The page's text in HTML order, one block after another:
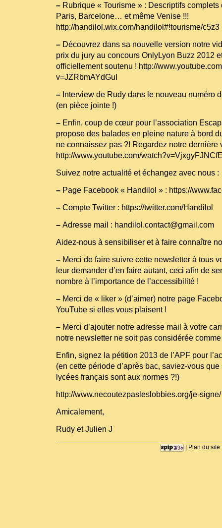
– Rubrique « Tourisme » : Descriptifs
Paris, Barcelone… et même Venise !!!
http://handilol.wix.com/handilol#!tourisme/c5z3
– Découvrez dans sa nouvelle version notre
prix du jury au concours OnlyLyon Buzz 2012
officiellement soutenu ! http://
v=JZRbmAYdGuI
– Interview de Rudy dans le nouveau numéro
(en pièce jointe !)
– Enfin, coup de cœur pour l’association
propose des balades en pleine nature à bord
ne connaissez pas ?! Regardez notre dernière
http://www.youtube.com/
Suivez notre actualité et échangez avec nous :
– Page Facebook « Handilol » : https://
– Compte Twitter : https://twitter.com/Handilol
– Adresse mail : handilol.contact@gmail.com
Aidez-nous à sensibiliser et à faire connaître
– Merci de faire suivre cette newsletter à tous
leur demander d’en faire autant, ceci afin de
nombre à l’importance de l’accessibilité !
– Merci de « liker » (d’aimer) notre page
YouTube si elles vous plaisent !
– Merci d’ajouter notre adresse mail à votre
notre newsletter ne soit pas considérée
Enfin, signez la pétition 2013 de l’APF pour
(en cette période d’après bac, saviez-vous
lycées français sont aux normes ?!)
http://www.necoutezpasleslobbies.org/je-signe/
Amicalement,
Rudy et Julien J
| Plan du site